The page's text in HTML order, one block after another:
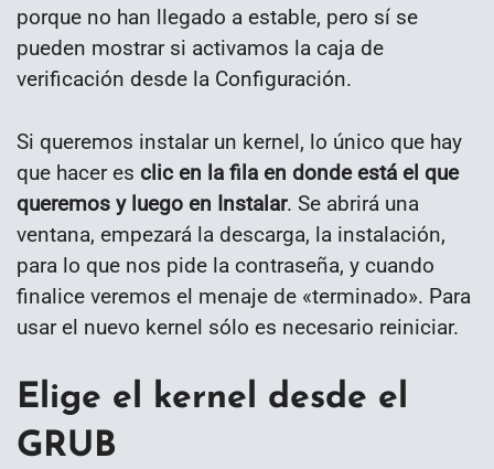
porque no han llegado a estable, pero sí se
pueden mostrar si activamos la caja de
verificación desde la Configuración.
Si queremos instalar un kernel, lo único que hay
que hacer es clic en la fila en donde está el que
queremos y luego en Instalar. Se abrirá una
ventana, empezará la descarga, la instalación,
para lo que nos pide la contraseña, y cuando
finalice veremos el menaje de «terminado». Para
usar el nuevo kernel sólo es necesario reiniciar.
Elige el kernel desde el
GRUB